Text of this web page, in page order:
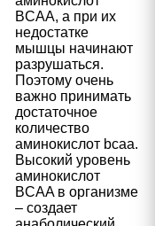
BCAA, а при их
недостатке
мышцы начинают
разрушаться.
Поэтому очень
важно принимать
достаточное
количество
аминокислот bcaa.
Высокий уровень
аминокислот
ВCAA в организме
– создает